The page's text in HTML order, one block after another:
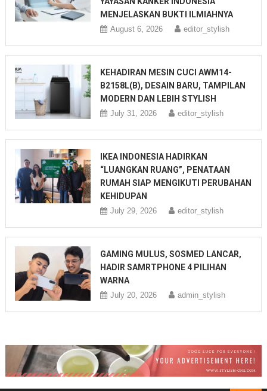
MENJELASKAN BUKTI ILMIAHNYA
August 6, 2026 editor_stylish
KEHADIRAN MESIN CUCI AWM14-
B2158L(B), DESAIN BARU, TAMPILAN
MODERN DAN LEBIH STYLISH
July 31, 2026 editor_stylish
IKEA INDONESIA HADIRKAN
“LUANGKAN RUANG”, PENATAAN
RUMAH SIAP MENGIKUTI PERUBAHAN
KEHIDUPAN
July 29, 2026 editor_stylish
GAMING MULUS, SOSMED LANCAR,
HADIR SAMRTPHONE 4 PILIHAN
WARNA
July 20, 2026 admin_stylish